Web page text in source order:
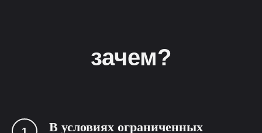
зачем?
В условиях ограниченных